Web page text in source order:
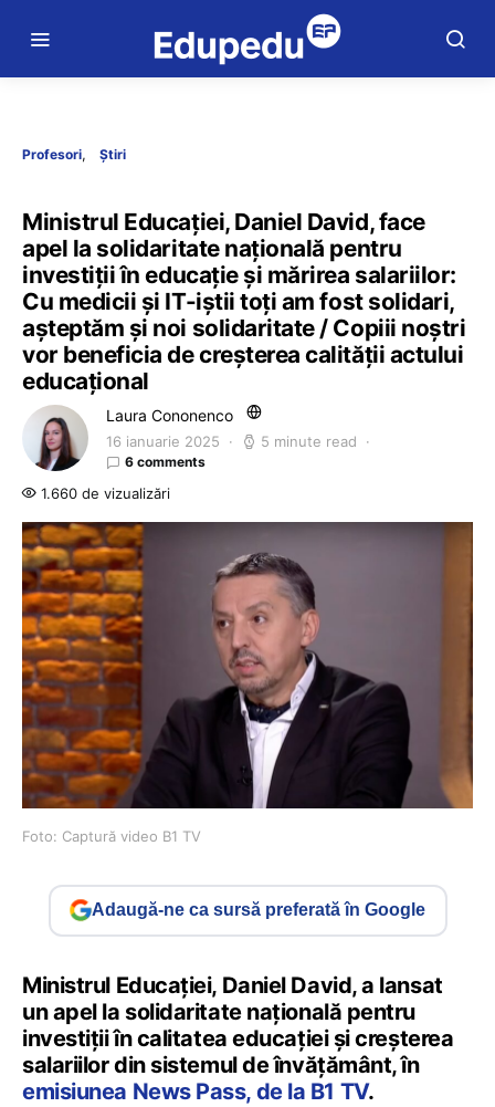
Profesori Știri
Ministrul Educației, Daniel David, face
apel la solidaritate națională pentru
investiții în educație și mărirea salariilor:
Cu medicii și IT-iștii toți am fost solidari,
așteptăm și noi solidaritate / Copiii noștri
vor beneficia de creșterea calității actului
educațional
Laura Cononenco
16 ianuarie 2025 5 minute read
6 comments
1.660 de vizualizări
Foto: Captură video B1 TV
Adaugă-ne ca sursă preferată în Google
Ministrul Educației, Daniel David, a lansat
un apel la solidaritate națională pentru
investiții în calitatea educației și creșterea
salariilor din sistemul de învățământ, în
emisiunea News Pass, de la B1 TV.